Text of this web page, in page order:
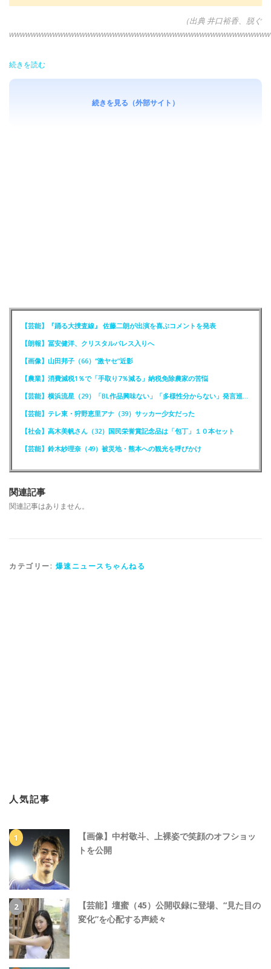
（出典 井口裕香、脱ぐ
続きを読む
続きを見る（外部サイト）
【芸能】『踊る大捜査線』 佐藤二朗が出演を喜ぶコメントを発表
【朗報】冨安健洋、クリスタルパレス入りへ
【画像】山田邦子（66）“激ヤセ”近影
【農業】消費減税1％で「手取り7％減る」納税免除農家の苦悩
【芸能】テレ東・狩野恵里アナ（39）サッカー少女だった
【社会】高木美帆さん（32）国民栄誉賞記念品は「包丁」１０本セット
【芸能】鈴木紗理奈（49）被災地・熊本への観光を呼びかけ
関連記事
関連記事はありません。
カテゴリー: 爆速ニュースちゃんねる
人気記事
【画像】中村敬斗、上裸姿で笑顔のオフショッ
トを公開
【芸能】壇蜜（45）公開収録に登場、“見た目の
変化”を心配する声続々